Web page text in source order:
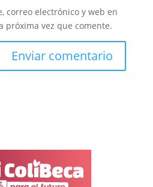
correo electrónico y web en
próxima vez que comente.